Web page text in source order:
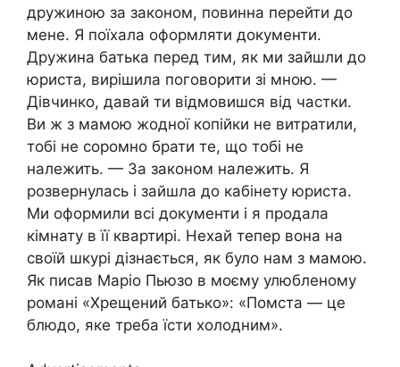
дружиною за законом, повинна перейти до
мене. Я поїхала оформляти документи.
Дружина батька перед тим, як ми зайшли до
юриста, вирішила поговорити зі мною. —
Дівчинко, давай ти відмовишся від частки.
Ви ж з мамою жодної копійки не витратили,
тобі не соромно брати те, що тобі не
належить. — За законом належить. Я
розвернулась і зайшла до кабінету юриста.
Ми оформили всі документи і я продала
кімнату в її квартирі. Нехай тепер вона на
своїй шкурі дізнається, як було нам з мамою.
Як писав Маріо Пьюзо в моєму улюбленому
романі «Хрещений батько»: «Помста — це
блюдо, яке треба їсти холодним».